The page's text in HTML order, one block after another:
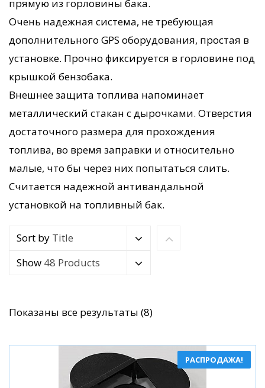
прямую из горловины бака.
Очень надежная система, не требующая
дополнительного GPS оборудования, простая в
установке. Прочно фиксируется в горловине под
крышкой бензобака.
Внешнее защита топлива напоминает
металлический стакан с дырочками. Отверстия
достаточного размера для прохождения
топлива, во время заправки и относительно
малые, что бы через них попытаться слить.
Считается надежной антивандальной
установкой на топливный бак.
Sort by Title
Show 48 Products
Показаны все результаты (8)Сортировка:
популярности
РАСПРОДАЖА!